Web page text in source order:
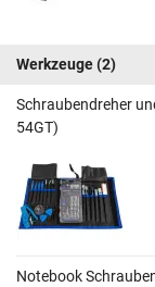
Werkzeuge(2)
Schraubendreher
54GT)
Notebook